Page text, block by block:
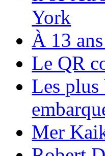
York
À 13
Le QR
Les plus
Mer